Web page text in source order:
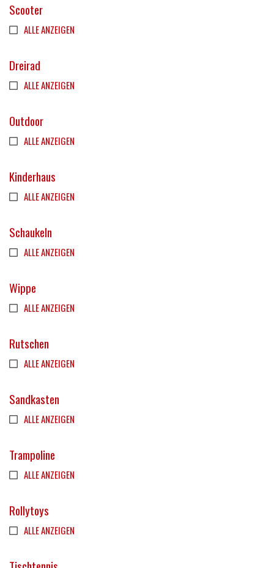
Scooter
ALLE ANZEIGEN
Dreirad
ALLE ANZEIGEN
Outdoor
ALLE ANZEIGEN
Kinderhaus
ALLE ANZEIGEN
Schaukeln
ALLE ANZEIGEN
Wippe
ALLE ANZEIGEN
Rutschen
ALLE ANZEIGEN
Sandkasten
ALLE ANZEIGEN
Trampoline
ALLE ANZEIGEN
Rollytoys
ALLE ANZEIGEN